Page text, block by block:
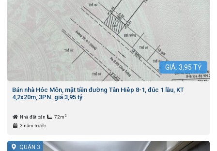
GIÁ: 3,95 TỶ
Bán nhà Hóc Môn, mặt tiền đường Tân Hiêp 8-1, đúc 1 lầu, KT
4,2x20m, 3PN. giá 3,95 tỷ
Nhà đất bán 72m 2
3 năm trước
QUẬN 3